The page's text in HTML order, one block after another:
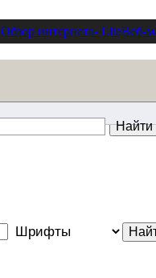
Обзор интернета- LiteВеб-